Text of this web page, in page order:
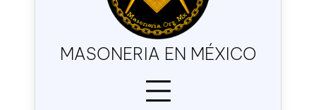
MASONERIA EN MÉXICO